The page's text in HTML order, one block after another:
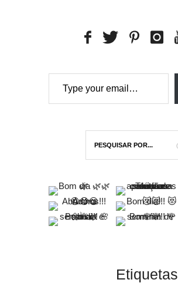
Type your email…
Etiquetas